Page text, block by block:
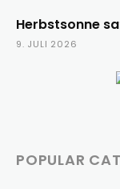
Herbstsonne
9. JULI 2026
POPULAR